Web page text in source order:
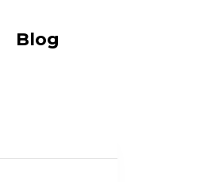
Blog